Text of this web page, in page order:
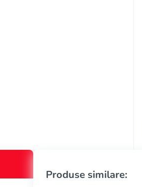
Produse similare: